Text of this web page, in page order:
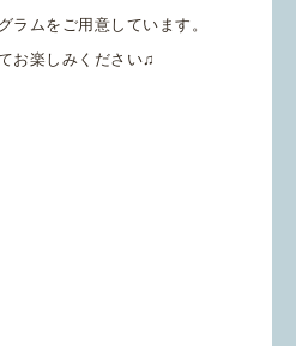
ラムをご用意しています。
お楽しみください♫